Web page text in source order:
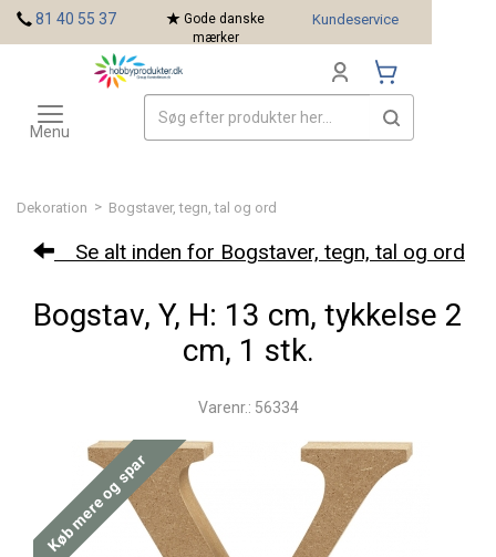
Dekoration > Bogstaver, tegn, tal og ord
Se alt inden for Bogstaver, tegn, tal og ord
Bogstav, Y, H: 13 cm, tykkelse 2
cm, 1 stk.
Varenr.: 56334
Køb mere og spar
81 40 55 37
Gode danske
mærker
Kundeservice
Toggle
navigation
Menu
Mærker